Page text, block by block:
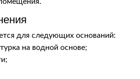
для следующих оснований:
на водной основе;